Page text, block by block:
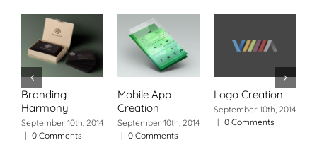
Branding
Harmony
September 10th, 2014
| 0 Comments
Mobile App
Creation
September 10th, 2014
| 0 Comments
Logo Creation
September 10th, 2014
| 0 Comments